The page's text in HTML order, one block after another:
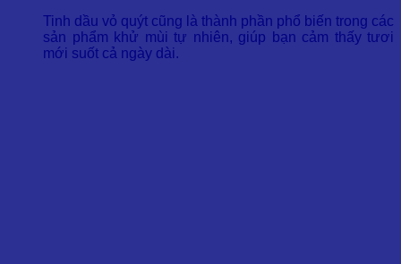
Tinh dầu vỏ quýt cũng là thành phần phổ biến trong các
sản phẩm khử mùi tự nhiên, giúp bạn cảm thấy tươi
mới suốt cả ngày dài.